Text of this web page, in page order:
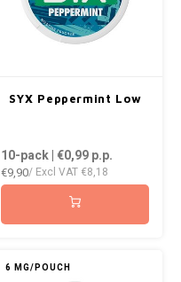
SYX Peppermint Low
10-pack | €0,99p.p.
€9,90/ Excl VAT €8,18
6 MG/POUCH